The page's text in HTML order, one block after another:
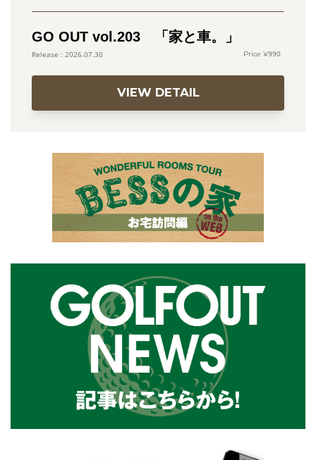
GO OUT vol.203 「家と車。」
2026.07.30 990
VIEW DETAIL